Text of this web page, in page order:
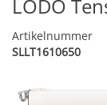
LODO
Artikelnummer
SLLT1610650